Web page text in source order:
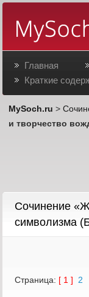
Главная
Краткие
MySoch.ru >
и творчество
Сочинение
символизма
Страница: [ 1 ] 2